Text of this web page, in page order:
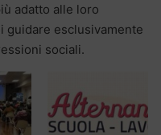
adatto alle loro
guidare esclusivamente
sociali.